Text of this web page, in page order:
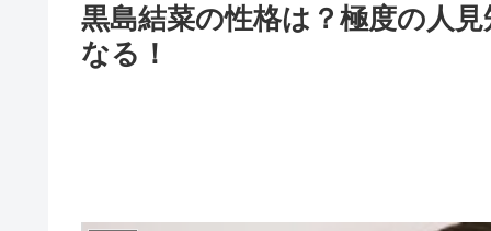
黒島結菜の性格は？極度の人
なる！